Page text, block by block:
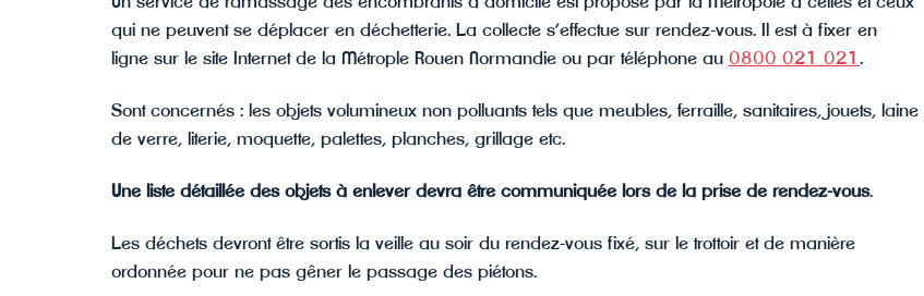
qui ne peuvent se déplacer en déchetterie. La collecte s’effectue sur rendez-vous. Il est à fixer en
ligne sur le site Internet de la Métrople Rouen Normandie ou par téléphone au 0800 021 021 .
Sont concernés : les objets volumineux non polluants tels que meubles, ferraille, sanitaires, jouets, laine
de verre, literie, moquette, palettes, planches, grillage etc.
Une liste détaillée des objets à enlever devra être communiquée lors de la prise de rendez-vous.
Les déchets devront être sortis la veille au soir du rendez-vous fixé, sur le trottoir et de manière
ordonnée pour ne pas gêner le passage des piétons.